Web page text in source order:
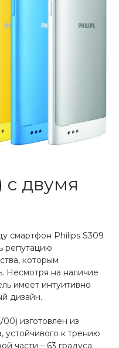
с двумя
смартфон Philips S309
репутацию
которым
Несмотря на наличие
имеет интуитивно
дизайн.
00) изготовлен из
устойчивого к трению
части – 63 градуса.